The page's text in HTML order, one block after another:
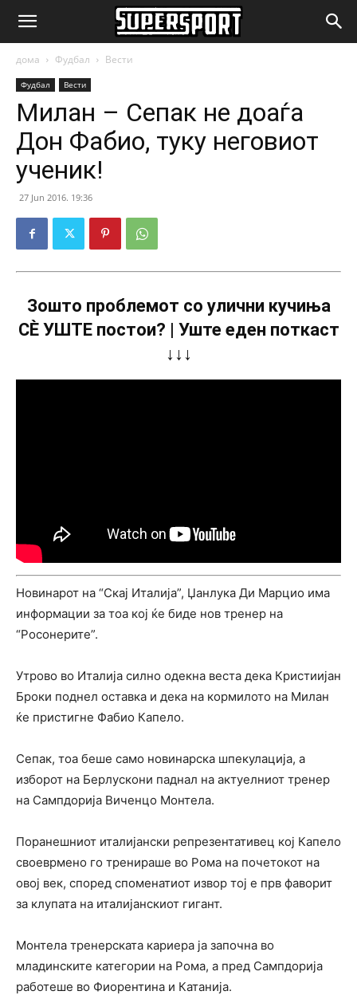
SuperSport.mk
дома Фудбал Вести
Фудбал Вести
Mилан – Сепак не доаѓа
Дон Фабио, туку неговиот
ученик!
27 Jun 2016. 19:36
Зошто проблемот со улични кучиња
СÈ УШТЕ постои? | Уште еден поткаст
↓↓↓
Новинарот на “Скај Италија”, Џанлука Ди Марцио има
информации за тоа кој ќе биде нов тренер на
“Росонерите”.
Утрово во Италија силно одекна веста дека Кристиијан
Броки поднел оставка и дека на кормилото на Милан
ќе пристигне Фабио Капело.
Сепак, тоа беше само новинарска шпекулација, а
изборот на Берлускони паднал на актуелниот тренер
на Сампдорија Виченцо Монтела.
Поранешниот италијански репрезентативец кој Капело
своеврмено го тренираше во Рома на почетокот на
овој век, според споменатиот извор тој е прв фаворит
за клупата на италијанскиот гигант.
Монтела тренерската кариера ја започна во
младинските категории на Рома, а пред Сампдорија
работеше во Фиорентина и Катанија.